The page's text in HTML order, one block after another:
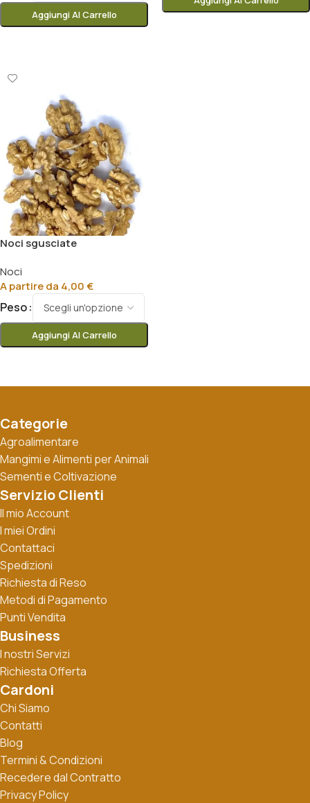
Aggiungi Al Carrello
Noci sgusciate
Noci
A partire da 4,00€
Peso
Aggiungi Al Carrello
Categorie
Agroalimentare
Mangimi e Alimenti per Animali
Sementi e Coltivazione
Servizio Clienti
Il mio Account
I miei Ordini
Contattaci
Spedizioni
Richiesta di Reso
Metodi di Pagamento
Punti Vendita
Business
I nostri Servizi
Richiesta Offerta
Cardoni
Chi Siamo
Contatti
Blog
Termini & Condizioni
Recedere dal Contratto
Privacy Policy